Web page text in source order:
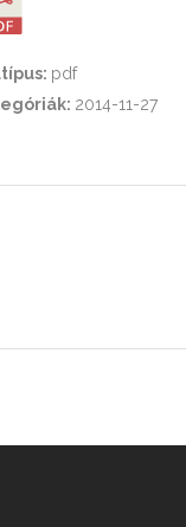
pdf
2014-11-27